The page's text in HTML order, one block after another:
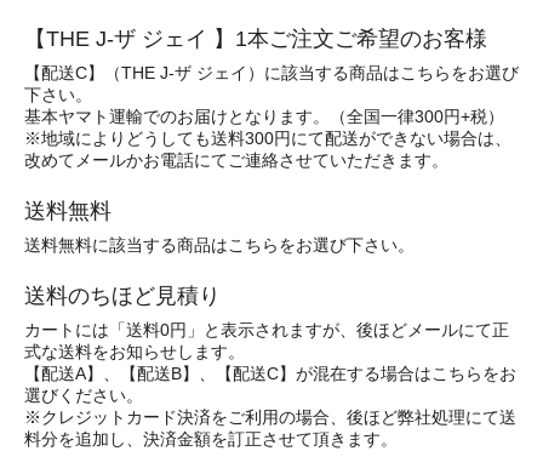
【THE J-ザ ジェイ 】1本ご注文ご希望のお客様
【配送C】（THE J-ザ ジェイ）に該当する商品はこちらをお選び
下さい。
基本ヤマト運輸でのお届けとなります。（全国一律300円+税）
※地域によりどうしても送料300円にて配送ができない場合は、
改めてメールかお電話にてご連絡させていただきます。
送料無料
送料無料に該当する商品はこちらをお選び下さい。
送料のちほど見積り
カートには「送料0円」と表示されますが、後ほどメールにて正
式な送料をお知らせします。
【配送A】、【配送B】、【配送C】が混在する場合はこちらをお
選びください。
※クレジットカード決済をご利用の場合、後ほど弊社処理にて送
料分を追加し、決済金額を訂正させて頂きます。